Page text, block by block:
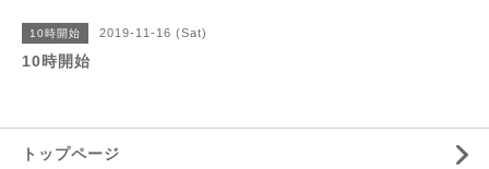
10時開始 2019-11-16 (Sat)
10時開始
トップページ